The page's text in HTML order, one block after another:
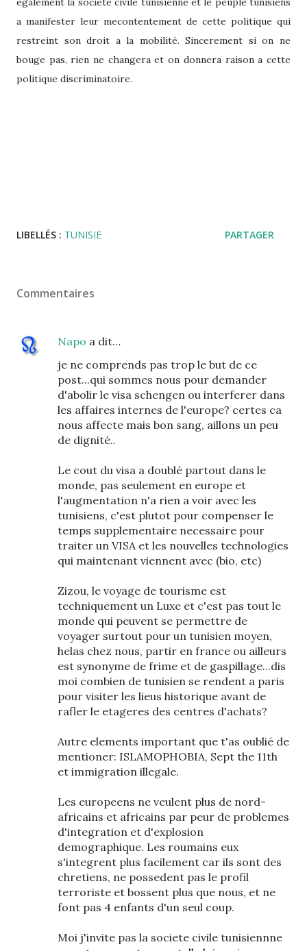
a manifester leur mecontentement de cette politique qui
restreint son droit a la mobilité. Sincerement si on ne
bouge pas, rien ne changera et on donnera raison a cette
politique discriminatoire.
LIBELLÉS : TUNISIE PARTAGER
Commentaires
Napo a dit…
je ne comprends pas trop le but de ce
post...qui sommes nous pour demander
d'abolir le visa schengen ou interferer dans
les affaires internes de l'europe? certes ca
nous affecte mais bon sang, aillons un peu
de dignité..
Le cout du visa a doublé partout dans le
monde, pas seulement en europe et
l'augmentation n'a rien a voir avec les
tunisiens, c'est plutot pour compenser le
temps supplementaire necessaire pour
traiter un VISA et les nouvelles technologies
qui maintenant viennent avec (bio, etc)
Zizou, le voyage de tourisme est
techniquement un Luxe et c'est pas tout le
monde qui peuvent se permettre de
voyager surtout pour un tunisien moyen,
helas chez nous, partir en france ou ailleurs
est synonyme de frime et de gaspillage...dis
moi combien de tunisien se rendent a paris
pour visiter les lieus historique avant de
rafler le etageres des centres d'achats?
Autre elements important que t'as oublié de
mentioner: ISLAMOPHOBIA, Sept the 11th
et immigration illegale.
Les europeens ne veulent plus de nord-
africains et africains par peur de problemes
d'integration et d'explosion
demographique. Les roumains eux
s'integrent plus facilement car ils sont des
chretiens, ne possedent pas le profil
terroriste et bossent plus que nous, et ne
font pas 4 enfants d'un seul coup.
Moi j'invite pas la societe civile tunisiennne